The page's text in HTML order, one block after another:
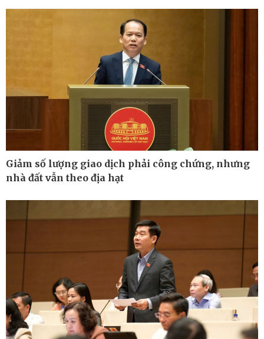
Cuộc sống đó đây
Multimedia
Ảnh
Video
E-Magazine
Giảm số lượng giao dịch phải công chứng, nhưng
nhà đất vẫn theo địa hạt